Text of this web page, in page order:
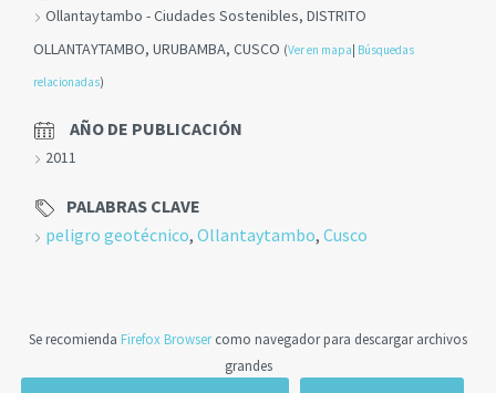
Ollantaytambo - Ciudades Sostenibles, DISTRITO
OLLANTAYTAMBO, URUBAMBA, CUSCO (Ver en mapa Búsquedas
relacionadas)
AÑO DE PUBLICACIÓN
2011
PALABRAS CLAVE
peligro geotécnico, Ollantaytambo, Cusco
Se recomienda Firefox Browsercomo navegador para descargar archivos
grandes